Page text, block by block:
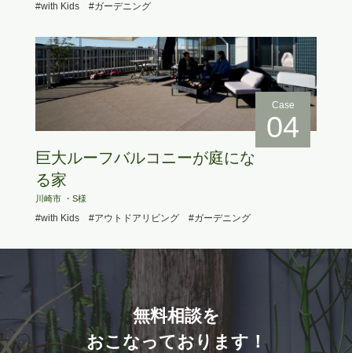
#with Kids #ガーデニング
Case
04
巨大ルーフバルコニーが庭にな
る家
川崎市 ・S様
#with Kids #アウトドアリビング #ガーデニング
無料相談を
おこなっております！